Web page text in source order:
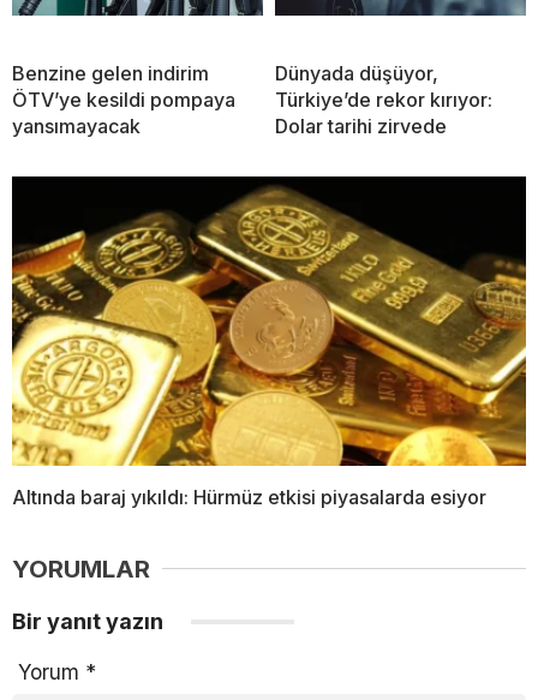
Benzine gelen indirim
ÖTV’ye kesildi pompaya
yansımayacak
Dünyada düşüyor,
Türkiye’de rekor kırıyor:
Dolar tarihi zirvede
Altında baraj yıkıldı: Hürmüz etkisi piyasalarda esiyor
YORUMLAR
Bir yanıt yazın
Yorum *